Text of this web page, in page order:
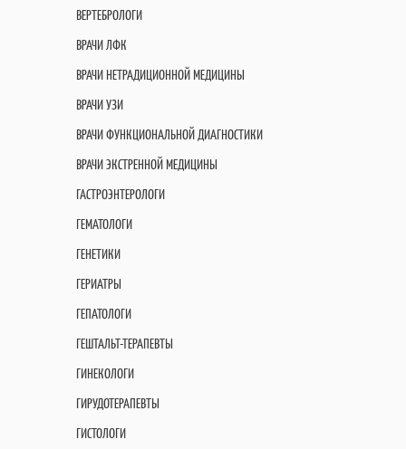
ВЕРТЕБРОЛОГИ
ВРАЧИ ЛФК
ВРАЧИ НЕТРАДИЦИОННОЙ МЕДИЦИНЫ
ВРАЧИ УЗИ
ВРАЧИ ФУНКЦИОНАЛЬНОЙ ДИАГНОСТИКИ
ВРАЧИ ЭКСТРЕННОЙ МЕДИЦИНЫ
ГАСТРОЭНТЕРОЛОГИ
ГЕМАТОЛОГИ
ГЕНЕТИКИ
ГЕРИАТРЫ
ГЕПАТОЛОГИ
ГЕШТАЛЬТ-ТЕРАПЕВТЫ
ГИНЕКОЛОГИ
ГИРУДОТЕРАПЕВТЫ
ГИСТОЛОГИ